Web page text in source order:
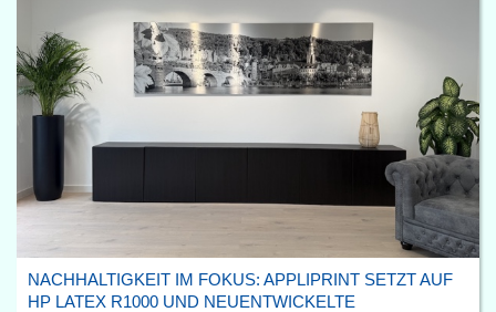
NACHHALTIGKEIT IM FOKUS: APPLIPRINT SETZT AUF
HP LATEX R1000 UND NEUENTWICKELTE